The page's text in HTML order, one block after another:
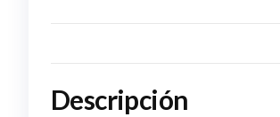
Descripción